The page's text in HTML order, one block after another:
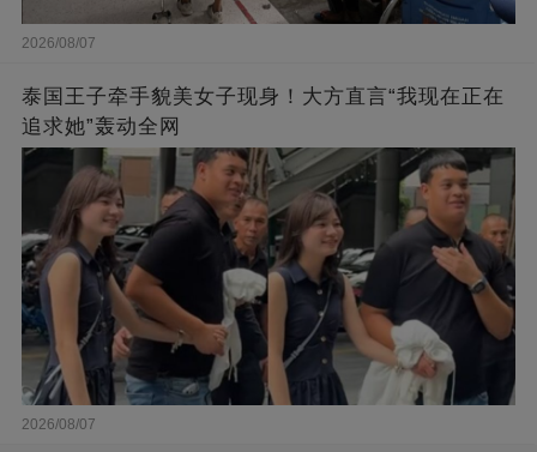
2026/08/07
泰国王子牵手貌美女子现身！大方直言“我现在正在
追求她”轰动全网
2026/08/07